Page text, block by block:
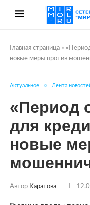
Главная страница »
новые меры против
Актуальное Лента
«Период
для
новые
Автор Каратова